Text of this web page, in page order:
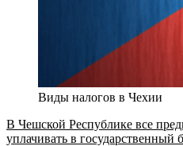
Виды налогов в Чехии
В Чешской Республике все
уплачивать в государственный